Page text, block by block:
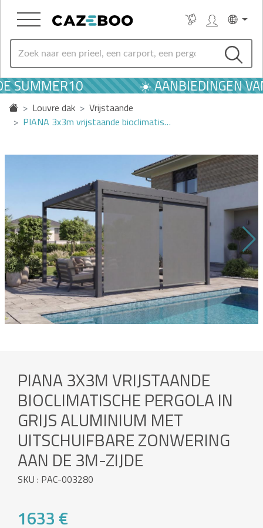
SUMMER10 ☀️ AANBIEDINGEN VAN
Louvre dak
Vrijstaande
PIANA 3x3m vrijstaande bioclimatis…
PIANA 3X3M VRIJSTAANDE
BIOCLIMATISCHE PERGOLA IN
GRIJS ALUMINIUM MET
UITSCHUIFBARE ZONWERING
AAN DE 3M-ZIJDE
SKU : PAC-003280
1633 €